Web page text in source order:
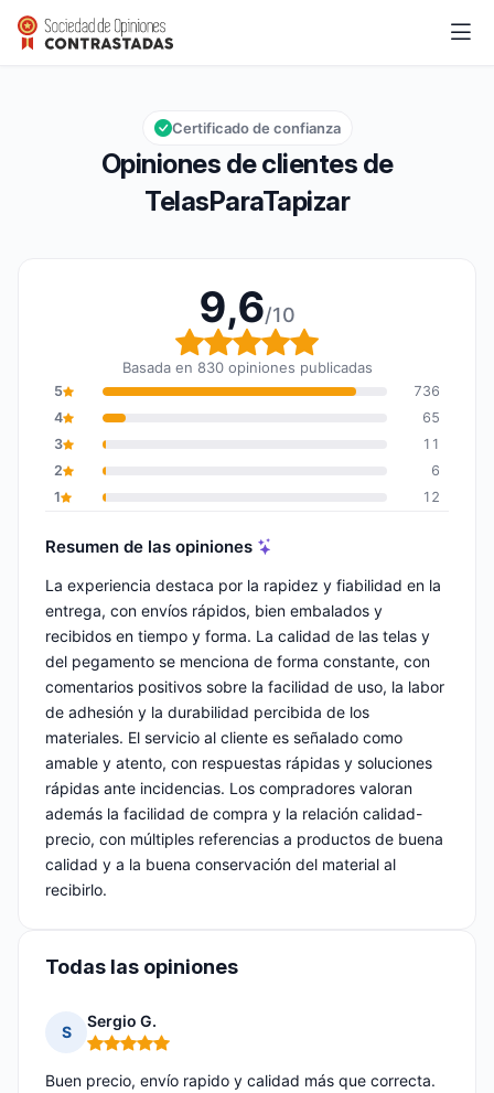
TelasParaTapizar
Calificación global: 9,6 de 10
9,6/10
Opiniones de clientes de
TelasParaTapizar
Certificado de confianza
9,6/10
Calificación global: 9,6
Basada en 830 opiniones publicadas
5
736
4
65
3
11
2
6
1
12
Resumen de las opiniones
La experiencia destaca por la rapidez y fiabilidad en la
entrega, con envíos rápidos, bien embalados y
recibidos en tiempo y forma. La calidad de las telas y
del pegamento se menciona de forma constante, con
comentarios positivos sobre la facilidad de uso, la labor
de adhesión y la durabilidad percibida de los
materiales. El servicio al cliente es señalado como
amable y atento, con respuestas rápidas y soluciones
rápidas ante incidencias. Los compradores valoran
además la facilidad de compra y la relación calidad-
precio, con múltiples referencias a productos de buena
calidad y a la buena conservación del material al
recibirlo.
Todas las opiniones
S
Sergio G.
Nota: 5 de 5
Buen precio, envío rapido y calidad más que correcta.